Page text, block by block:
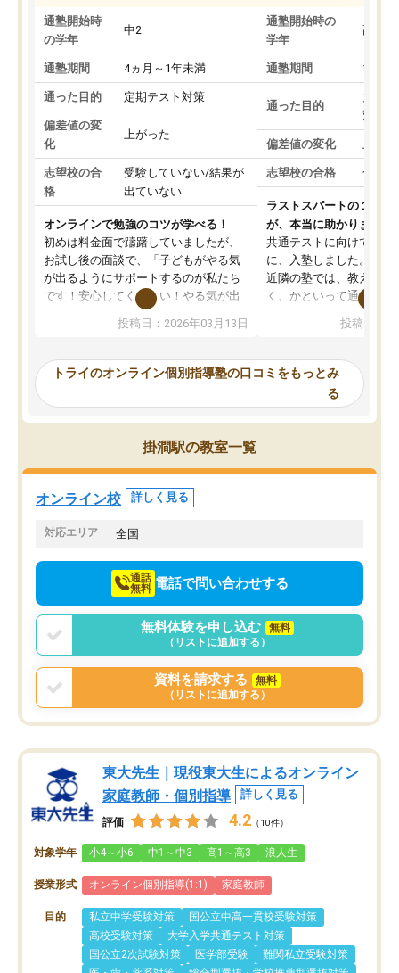
通塾開始時
の学年
中2
通塾期間 4ヵ月～1年未満
通った目的 定期テスト対策
偏差値の変
化
上がった
志望校の合
格
受験していない/結果が
出ていない
オンラインで勉強のコツが学べる！
初めは料金面で躊躇していましたが、
お試し後の面談で、「子どもがやる気
が出るようにサポートするのが私たち
です！安心してください！やる気が出
ないのは私たち講師の責任です」と言
ってくださり、確かに！と考えて、思
ったんですが、学生の先生から学ぶこ
み、徐々に成績が上がったらいいなと
思っていました。何が今足りないのか
を的確に指導いただき、子どももびっ
くりするほど楽しんでやる気を持って
塾を受けています。狙い通り、少しず
つ成績も上がり、苦手意識も無くなっ
てきたので、さらに苦手な数学も追加
でお願いしました。来年の高校受験に
投稿日：2026年03月13日
通塾開始時の
学年
高3
通塾期間 1～3
通った目的
大学
対策
偏差値の変化 上が
志望校の合格 合格
ラストスパートの１か月
が、本当に助かりました
共通テストに向けての追
に、入塾しました。田舎
近隣の塾では、教えても
く、かといって通うには
可能なので本当に助か
らないところをピンポイ
頂いて、とてもわかり
していました。一生を
スト、多少お金がかかっ
投稿日：
トライのオンライン個別指導塾の口コミをもっとみ
る
掛澗駅の教室一覧
オンライン校 詳しく見る
対応エリア 全国
通話
無料 電話で問い合わせする
無料体験を申し込む
無料
（リストに追加する）
資料を請求する
無料
（リストに追加する）
東大先生｜現役東大生によるオンライン
家庭教師・個別指導
詳しく見る
評価 4.2 （10件）
対象学年 小4～小6 中1～中3 高1～高3 浪人生
授業形式 オンライン個別指導(1:1) 家庭教師
目的 私立中学受験対策
国公立中高一貫校受験対策
高校受験対策
大学入学共通テスト対策
国公立2次試験対策
医学部受験
難関私立受験対策